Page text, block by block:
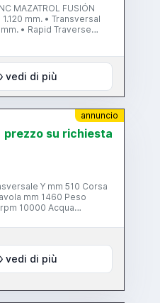
MAZATROL FUSIÓN
mm. • Transversal
• Rapid Traverse
vedi di più
annuncio
prezzo su richiesta
vedi di più